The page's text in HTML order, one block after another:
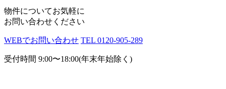
物件についてお気軽に
お問い合わせください
WEBでお問い合わせ TEL 0120-905-289
受付時間 9:00〜18:00(年末年始除く)